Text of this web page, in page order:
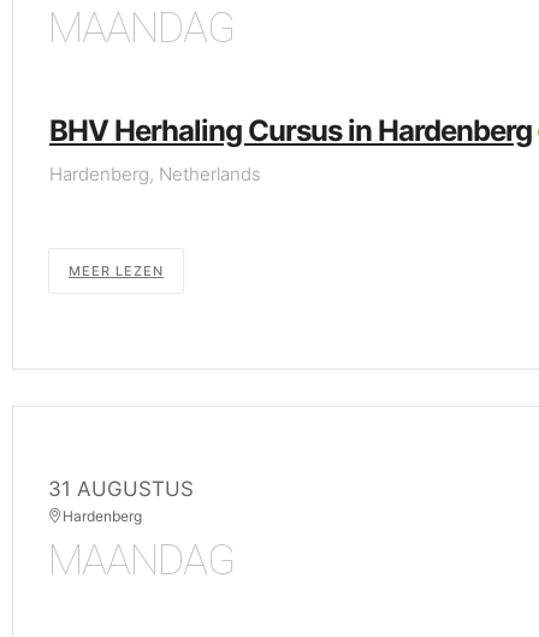
MAANDAG
BHV Herhaling Cursus in Hardenberg
Hardenberg, Netherlands
MEER LEZEN
31 AUGUSTUS
Hardenberg
MAANDAG